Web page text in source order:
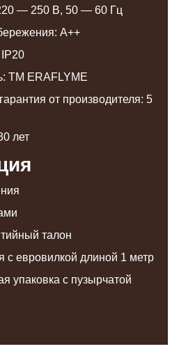
— 250 В, 50 — 60 Гц
A++
TM ERAFLYME
от производителя: 5
лет
талон
с евровилкой длиной 1 метр
упаковка с пузырчатой